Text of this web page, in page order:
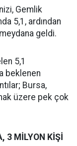
Gemlik
5,1, ardından
geldi.
5,1
beklenen
Bursa,
üzere pek çok
3 MİLYON KİŞİ